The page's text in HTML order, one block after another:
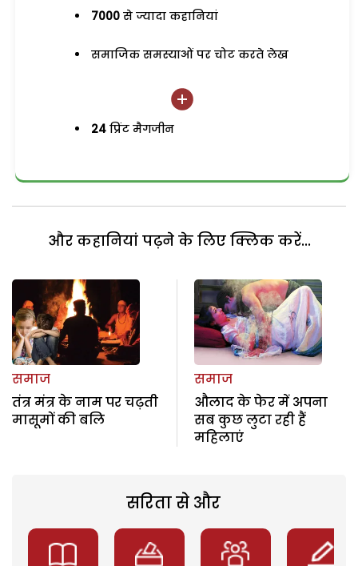
7000 से ज्यादा कहानियां
समाजिक समस्याओं पर चोट करते लेख
24 प्रिंट मैगजीन
और कहानियां पढ़ने के लिए क्लिक करें...
समाज
तंत्र मंत्र के नाम पर चढ़ती
मासूमों की बलि
समाज
औलाद के फेर में अपना
सब कुछ लुटा रही हैं
महिलाएं
सरिता से और